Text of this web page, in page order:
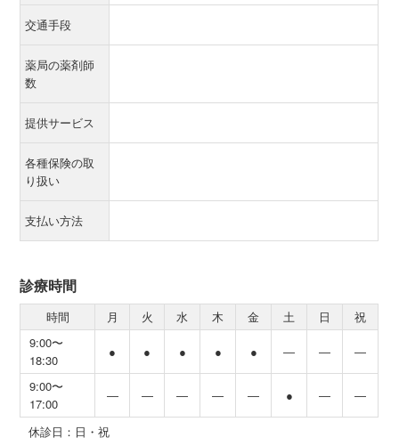
交通手段
薬局の薬剤師
数
提供サービス
各種保険の取
り扱い
支払い方法
診療時間
時間 月 火 水 木 金 土 日
祝
9:00〜
18:30
● ● ● ● ● ― ― ―
9:00〜
17:00
― ― ― ― ― ● ― ―
休診日：日・祝